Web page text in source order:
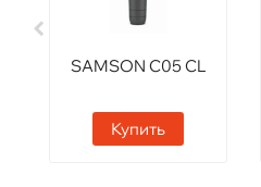
SAMSON C05 CL
Купить